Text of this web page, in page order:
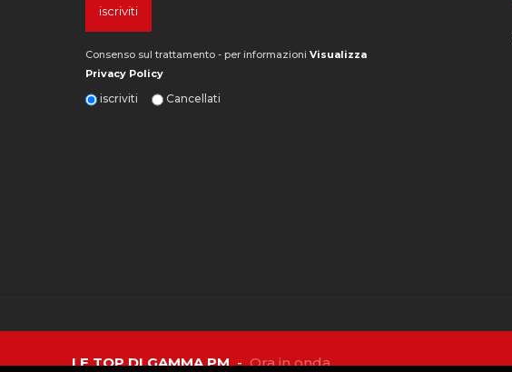
LE TOP DI GAMMA PM-Ora in onda
Consenso sul trattamento - per informazioniVisualizza
Privacy Policy
iscriviti Cancellati